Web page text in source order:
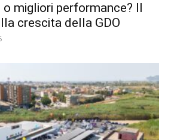
migliori performance? Il
crescita della GDO